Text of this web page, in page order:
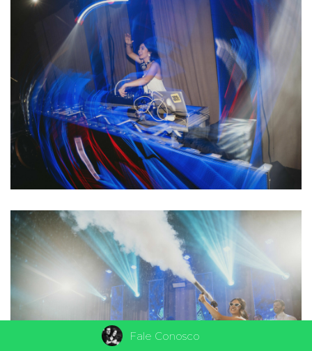
Fale Conosco